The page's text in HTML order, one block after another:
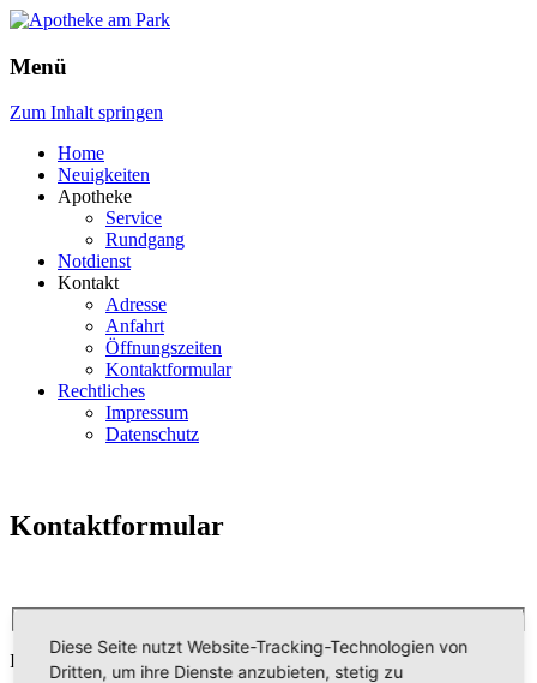
Apotheke am Park
Menü
Zum Inhalt springen
Home
Neuigkeiten
Apotheke
Service
Rundgang
Notdienst
Kontakt
Adresse
Anfahrt
Öffnungszeiten
Kontaktformular
Rechtliches
Impressum
Datenschutz
Kontaktformular
Ihr Name (Pflichtfeld)
Diese Seite nutzt Website-Tracking-Technologien von
Dritten, um ihre Dienste anzubieten, stetig zu